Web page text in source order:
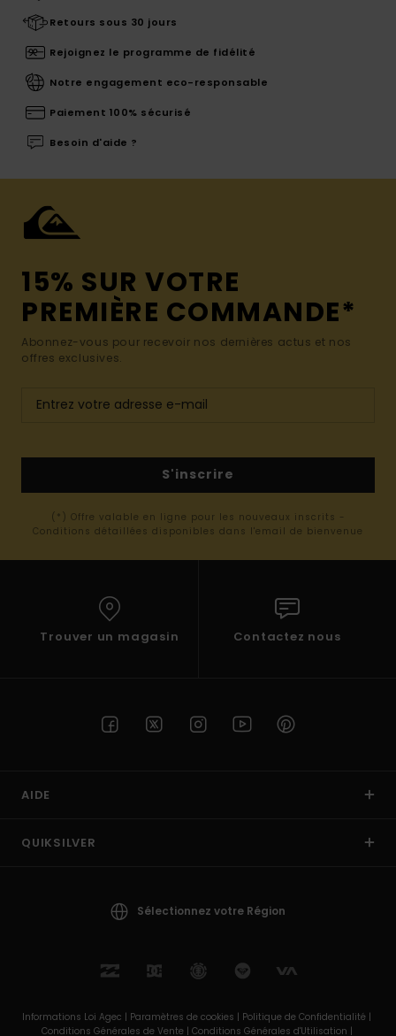
Retours sous 30 jours
Rejoignez le programme de fidélité
Notre engagement eco-responsable
Paiement 100% sécurisé
Besoin d'aide ?
15% SUR VOTRE
PREMIÈRE COMMANDE*
Abonnez-vous pour recevoir nos dernières actus et nos
offres exclusives.
S'inscrire
(*) Offre valable en ligne pour les nouveaux inscrits -
Conditions détaillées disponibles dans l'email de bienvenue
Trouver un magasin Contactez nous
AIDE
QUIKSILVER
Sélectionnez votre Région
Informations Loi Agec | Paramètres de cookies | Politique de Confidentialité |
Conditions Générales de Vente | Conditions Générales d'Utilisation |